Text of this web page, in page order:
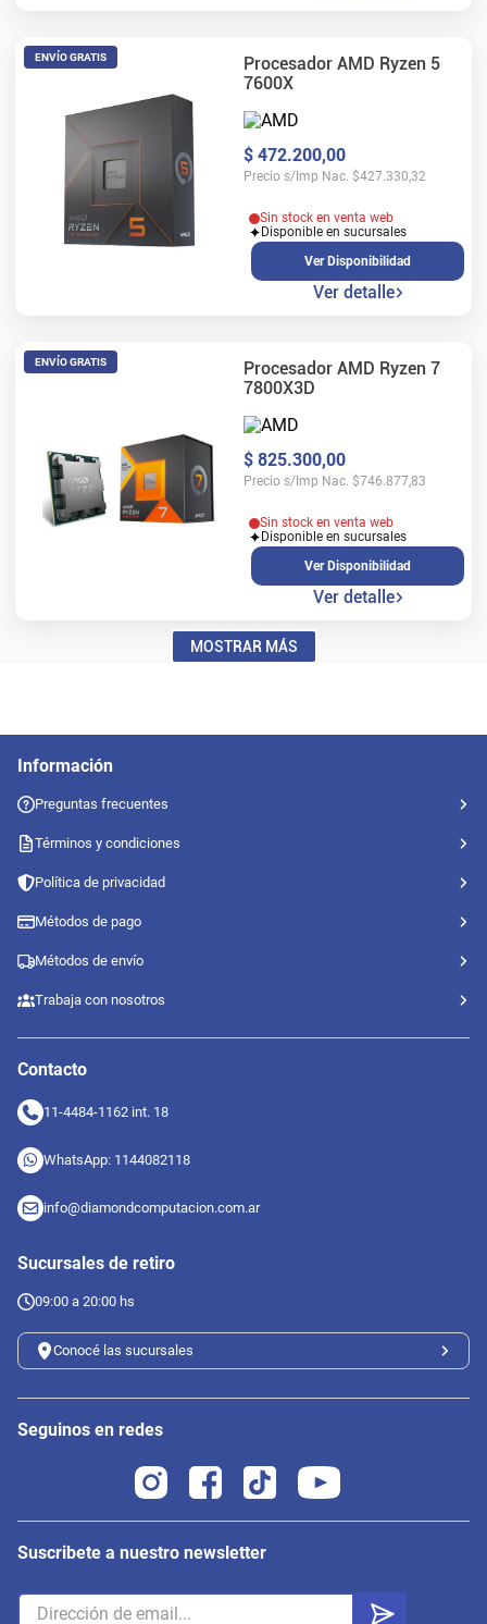
ENVÍO GRATIS
Procesador AMD Ryzen 5
7600X
$ 472.200,00
Precio s/Imp Nac. $427.330,32
Sin stock en venta web
Disponible en sucursales
Ver Disponibilidad
Ver detalle
ENVÍO GRATIS
Procesador AMD Ryzen 7
7800X3D
$ 825.300,00
Precio s/Imp Nac. $746.877,83
Sin stock en venta web
Disponible en sucursales
Ver Disponibilidad
Ver detalle
MOSTRAR MÁS
Información
Preguntas frecuentes
Términos y condiciones
Política de privacidad
Métodos de pago
Métodos de envío
Trabaja con nosotros
Contacto
11-4484-1162 int. 18
WhatsApp: 1144082118
info@diamondcomputacion.com.ar
Sucursales de retiro
09:00 a 20:00 hs
Conocé las sucursales
Seguinos en redes
Suscribete a nuestro newsletter